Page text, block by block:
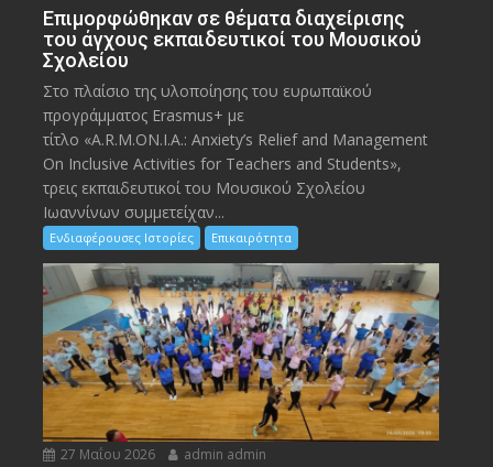
Eπιμορφώθηκαν σε θέματα διαχείρισης
του άγχους εκπαιδευτικοί του Μουσικού
Σχολείου
Στο πλαίσιο της υλοποίησης του ευρωπαϊκού
προγράμματος Erasmus+ με
τίτλο «A.R.M.ON.I.A.: Anxiety’s Relief and Management
On Inclusive Activities for Teachers and Students»,
τρεις εκπαιδευτικοί του Μουσικού Σχολείου
Ιωαννίνων συμμετείχαν...
Ενδιαφέρουσες Ιστορίες Επικαιρότητα
27 Μαΐου 2026 admin admin